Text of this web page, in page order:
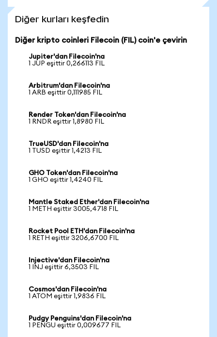
Diğer kurları keşfedin
Diğer kripto coinleri Filecoin (FIL) coin'e çevirin
Jupiter'dan Filecoin'na
1 JUP eşittir 0,266113 FIL
Arbitrum'dan Filecoin'na
1 ARB eşittir 0,111985 FIL
Render Token'dan Filecoin'na
1 RNDR eşittir 1,8980 FIL
TrueUSD'dan Filecoin'na
1 TUSD eşittir 1,4213 FIL
GHO Token'dan Filecoin'na
1 GHO eşittir 1,4240 FIL
Mantle Staked Ether'dan Filecoin'na
1 METH eşittir 3005,4718 FIL
Rocket Pool ETH'dan Filecoin'na
1 RETH eşittir 3206,6700 FIL
Injective'dan Filecoin'na
1 INJ eşittir 6,3503 FIL
Cosmos'dan Filecoin'na
1 ATOM eşittir 1,9836 FIL
Pudgy Penguins'dan Filecoin'na
1 PENGU eşittir 0,009677 FIL